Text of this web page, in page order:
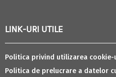
LINK-URI UTILE
Politica privind utilizarea
Politica de prelucrare a datelor